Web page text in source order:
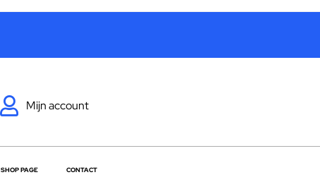
Mijn account
SHOP PAGE CONTACT